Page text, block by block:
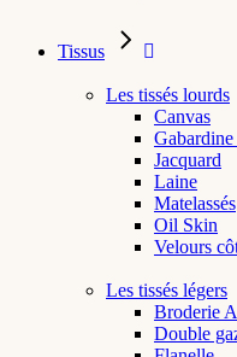
Tissus
Les tissés lourds
Canvas
Jacquard
Laine
Matelassés
Oil Skin
Velours
Les tissés légers
Broderie
Double